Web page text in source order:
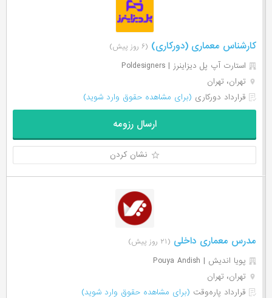
کارشناس معماری (دورکاری) (۶ روز پیش)
استارت آپ پل دیزاینرز | Poldesigners
تهران، تهران
قرارداد دورکاری (برای مشاهده حقوق وارد شوید)
ارسال رزومه
نشان کردن
مدرس معماری داخلی (۲۱ روز پیش)
پویا اندیش | Pouya Andish
تهران، تهران
قرارداد پاره‌وقت (برای مشاهده حقوق وارد شوید)